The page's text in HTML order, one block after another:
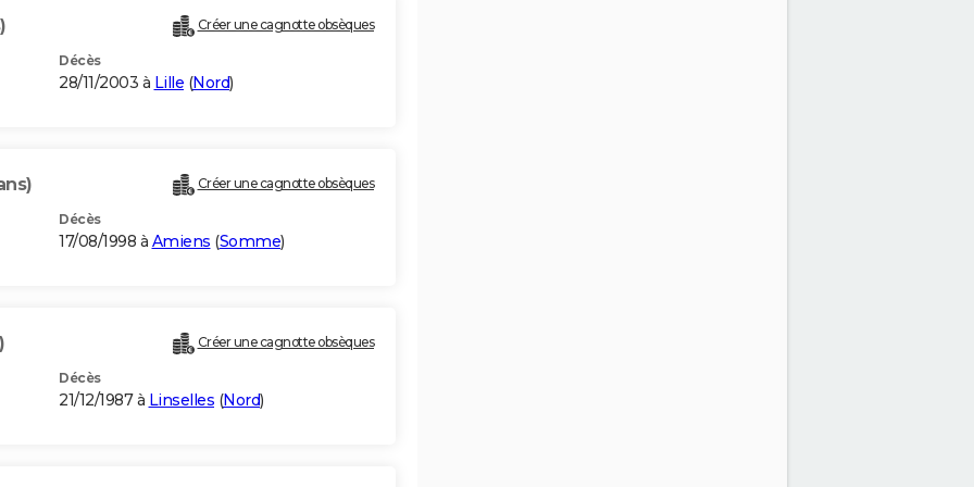
Créer une cagnotte obsèques
Décès
28/11/2003 à Lille (Nord)
Créer une cagnotte obsèques
Décès
17/08/1998 à Amiens (Somme)
Créer une cagnotte obsèques
Décès
21/12/1987 à Linselles (Nord)